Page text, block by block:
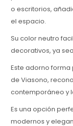
o escritorios,
el espacio.
Su color neutro
decorativos, ya
Este adorno
de Viasono,
contemporáneo y
Es una opción
modernos y